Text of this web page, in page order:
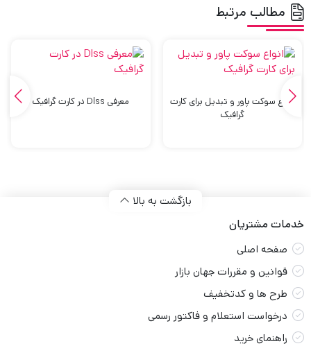
مطالب مرتبط
انواع سوکت پاور و تبدیل برای کارت
گرافیک
معرفی Dlss در کارت گرافیک
بازگشت به بالا
خدمات مشتریان
صفحه اصلی
قوانین و مقررات جهان بازار
طرح ها و کدتخفیف
درخواست استعلام و فاکتور رسمی
راهنمای خرید